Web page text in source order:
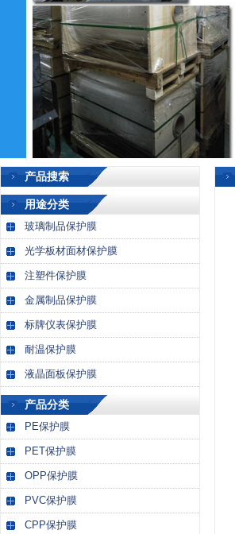
产品搜索
用途分类
玻璃制品保护膜
光学板材面材保护膜
注塑件保护膜
金属制品保护膜
标牌仪表保护膜
耐温保护膜
液晶面板保护膜
产品分类
PE保护膜
PET保护膜
OPP保护膜
PVC保护膜
CPP保护膜